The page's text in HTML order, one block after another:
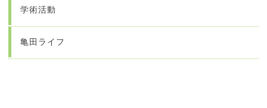
学術活動
亀田ライフ